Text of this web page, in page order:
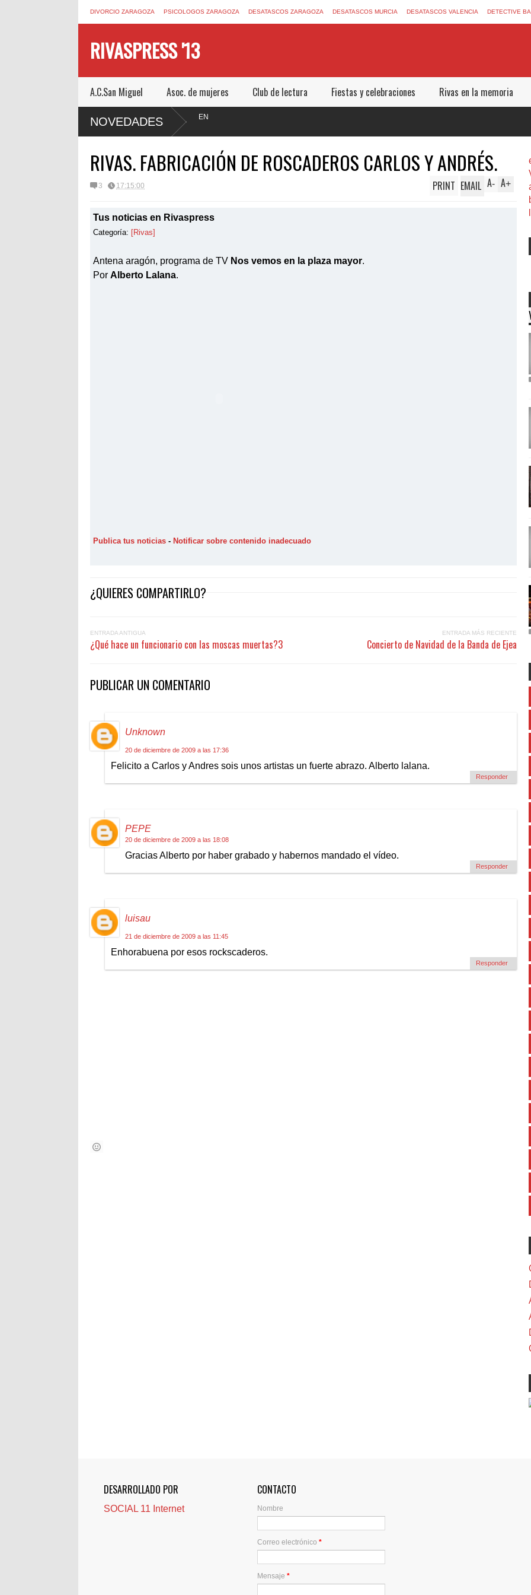
DIVORCIO ZARAGOZA PSICOLOGOS ZARAGOZA DESATASCOS ZARAGOZA DESATASCOS MURCIA DESATASCOS VALENCIA DETECTIVE
RIVASPRESS '13
A.C.San Miguel Asoc. de mujeres Club de lectura Fiestas y celebraciones Rivas en la memoria
NOVEDADES
UN ESCAPE ROOM DE MUCHO MIEDO EN
RIVAS. FABRICACIÓN DE ROSCADEROS CARLOS Y ANDRÉS.
3 17:15:00 A+
A-
PRINT EMAIL
Tus noticias en Rivaspress
Categoría: [Rivas]
Antena aragón, programa de TV Nos vemos en la plaza mayor.
Por Alberto Lalana.
Publica tus noticias - Notificar sobre contenido inadecuado
¿QUIERES COMPARTIRLO?
ENTRADA ANTIGUA
¿Qué hace un funcionario con las moscas muertas?3
ENTRADA MÁS RECIENTE
Concierto de Navidad de la Banda de Ejea
PUBLICAR UN COMENTARIO
Unknown
20 de diciembre de 2009 a las 17:36
Felicito a Carlos y Andres sois unos artistas un fuerte abrazo. Alberto lalana.
Responder
PEPE
20 de diciembre de 2009 a las 18:08
Gracias Alberto por haber grabado y habernos mandado el vídeo.
Responder
luisau
21 de diciembre de 2009 a las 11:45
Enhorabuena por esos rockscaderos.
Responder
DESARROLLADO POR
SOCIAL 11 Internet
CONTACTO
Nombre
Correo electrónico*
Mensaje*